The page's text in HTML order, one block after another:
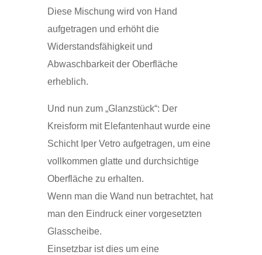
Diese Mischung wird von Hand
aufgetragen und erhöht die
Widerstandsfähigkeit und
Abwaschbarkeit der Oberfläche
erheblich.
Und nun zum „Glanzstück“: Der
Kreisform mit Elefantenhaut wurde eine
Schicht Iper Vetro aufgetragen, um eine
vollkommen glatte und durchsichtige
Oberfläche zu erhalten.
Wenn man die Wand nun betrachtet, hat
man den Eindruck einer vorgesetzten
Glasscheibe.
Einsetzbar ist dies um eine